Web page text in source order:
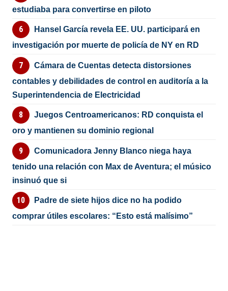
estudiaba para convertirse en piloto
Hansel García revela EE. UU. participará en
investigación por muerte de policía de NY en RD
Cámara de Cuentas detecta distorsiones
contables y debilidades de control en auditoría a la
Superintendencia de Electricidad
Juegos Centroamericanos: RD conquista el
oro y mantienen su dominio regional
Comunicadora Jenny Blanco niega haya
tenido una relación con Max de Aventura; el músico
insinuó que si
Padre de siete hijos dice no ha podido
comprar útiles escolares: “Esto está malísimo”